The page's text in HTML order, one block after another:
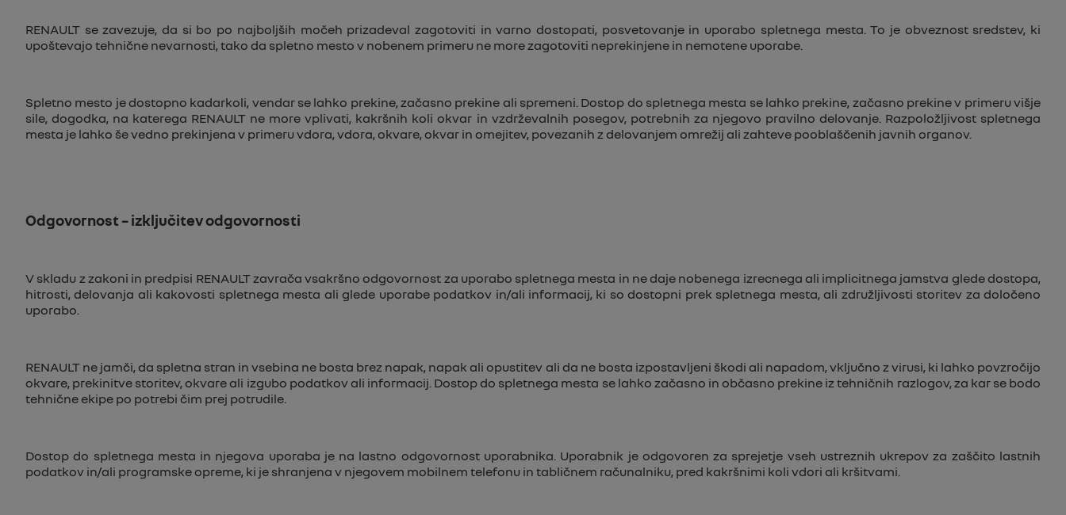
RENAULT se zavezuje, da si bo po najboljših močeh prizadeval zagotoviti in varno dostopati, posvetovanje in uporabo spletnega mesta. To je obveznost sredstev, ki
upoštevajo tehnične nevarnosti, tako da spletno mesto v nobenem primeru ne more zagotoviti neprekinjene in nemotene uporabe.
Spletno mesto je dostopno kadarkoli, vendar se lahko prekine, začasno prekine ali spremeni. Dostop do spletnega mesta se lahko prekine, začasno prekine v primeru višje
sile, dogodka, na katerega RENAULT ne more vplivati, kakršnih koli okvar in vzdrževalnih posegov, potrebnih za njegovo pravilno delovanje. Razpoložljivost spletnega
mesta je lahko še vedno prekinjena v primeru vdora, vdora, okvare, okvar in omejitev, povezanih z delovanjem omrežij ali zahteve pooblaščenih javnih organov.
Odgovornost – izključitev odgovornosti
V skladu z zakoni in predpisi RENAULT zavrača vsakršno odgovornost za uporabo spletnega mesta in ne daje nobenega izrecnega ali implicitnega jamstva glede dostopa,
hitrosti, delovanja ali kakovosti spletnega mesta ali glede uporabe podatkov in/ali informacij, ki so dostopni prek spletnega mesta, ali združljivosti storitev za določeno
uporabo.
RENAULT ne jamči, da spletna stran in vsebina ne bosta brez napak, napak ali opustitev ali da ne bosta izpostavljeni škodi ali napadom, vključno z virusi, ki lahko povzročijo
okvare, prekinitve storitev, okvare ali izgubo podatkov ali informacij. Dostop do spletnega mesta se lahko začasno in občasno prekine iz tehničnih razlogov, za kar se bodo
tehnične ekipe po potrebi čim prej potrudile.
Dostop do spletnega mesta in njegova uporaba je na lastno odgovornost uporabnika. Uporabnik je odgovoren za sprejetje vseh ustreznih ukrepov za zaščito lastnih
podatkov in/ali programske opreme, ki je shranjena v njegovem mobilnem telefonu in tabličnem računalniku, pred kakršnimi koli vdori ali kršitvami.